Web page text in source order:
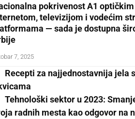
pokrivenost A1 optičkim
televizijom i vodećim
— sada je dostupna
7, 2025
Recepti za najjednostavnija jela
Tehnološki sektor u 2023:
radnih mesta kao odgovor na